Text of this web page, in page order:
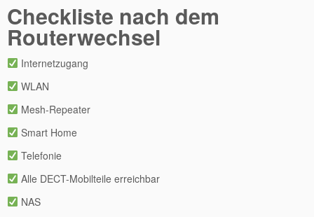
Checkliste nach dem
Routerwechsel
Internetzugang
WLAN
Mesh-Repeater
Smart Home
Telefonie
Alle DECT-Mobilteile erreichbar
NAS